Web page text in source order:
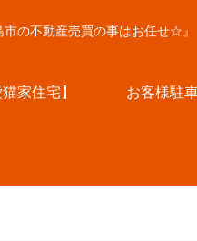
の不動産売買の事はお任せ☆』
家住宅】 お客様駐